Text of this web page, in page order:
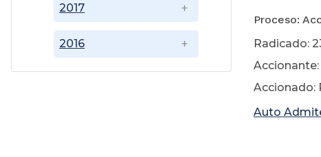
2016
2017
Proceso:
Radicado:
Accionado:
Auto